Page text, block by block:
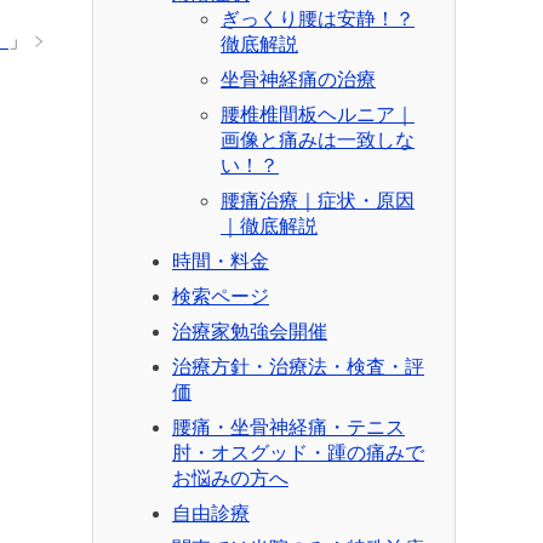
」
ぎっくり腰は安静！？
徹底解説
坐骨神経痛の治療
腰椎椎間板ヘルニア｜
画像と痛みは一致しな
い！？
腰痛治療｜症状・原因
｜徹底解説
時間・料金
検索ページ
治療家勉強会開催
治療方針・治療法・検査・評
価
腰痛・坐骨神経痛・テニス
肘・オスグッド・踵の痛みで
お悩みの方へ
自由診療